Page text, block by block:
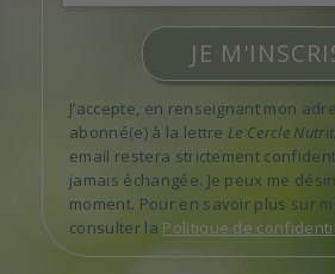
JE
J’accepte, en renseignant mon
abonné(e) à la lettre Le Cercle
email restera strictement
jamais échangée. Je peux me
moment. Pour en savoir plus sur
consulter la Politique de